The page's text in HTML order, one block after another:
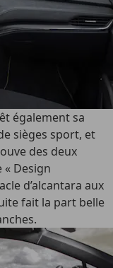
également sa
sièges sport, et
des deux
« Design
d’alcantara aux
fait la part belle